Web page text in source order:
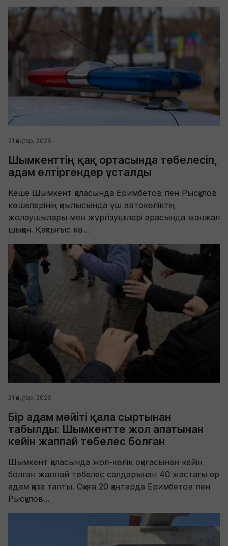
21 қаңтар, 2026
Шымкенттің қақ ортасында төбелесіп,
адам өлтіргендер ұсталды
Кеше Шымкент қаласында Еримбетов пен Рысқұлов
көшелерінің қиылысында үш автокөліктің
жолаушылары мен жүргізушілері арасында жанжал
шыққан. Қақтығыс кө...
21 қаңтар, 2026
Бір адам мәйіті қала сыртынан
табылды: Шымкентте жол апатынан
кейін жаппай төбелес болған
Шымкент қаласында жол-көлік оқиғасынан кейін
болған жаппай төбелес салдарынан 40 жастағы ер
адам қаза тапты. Оқиға 20 қаңтарда Еримбетов пен
Рысқұлов...